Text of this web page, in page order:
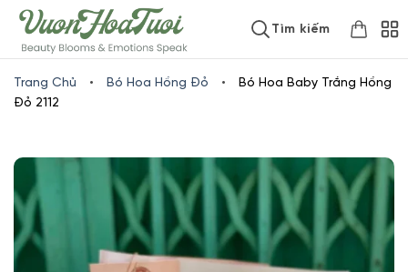
www.vuonhoatuoi.vnSkip
to
content
Tìm kiếm
Trang Chủ • Bó Hoa Hồng Đỏ •
Bó Hoa Baby Trắng Hồng
Đỏ 2112